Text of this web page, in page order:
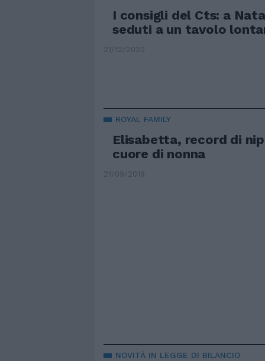
I consigli del Cts: a
seduti a un tavolo
21/12/2020
ROYAL FAMILY
Elisabetta, record di
cuore di nonna
21/09/2019
NOVITÀ IN LEGGE DI BILANCIO